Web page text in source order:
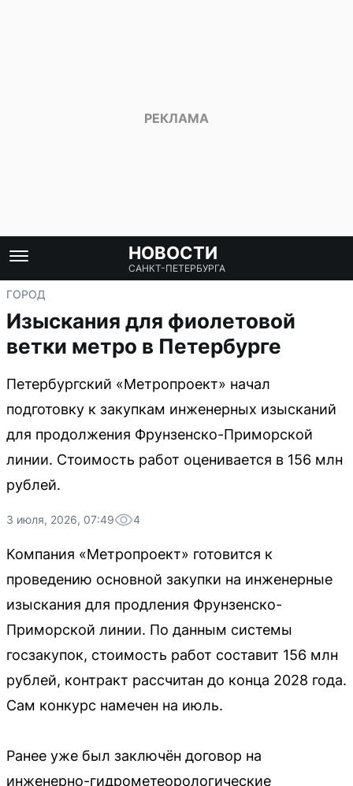
НОВОСТИ
САНКТ-ПЕТЕРБУРГА
ГОРОД
Изыскания для фиолетовой
ветки метро в Петербурге
Петербургский «Метропроект» начал
подготовку к закупкам инженерных изысканий
для продолжения Фрунзенско-Приморской
линии. Стоимость работ оценивается в 156 млн
рублей.
3 июля, 2026, 07:49 4
Компания «Метропроект» готовится к
проведению основной закупки на инженерные
изыскания для продления Фрунзенско-
Приморской линии. По данным системы
госзакупок, стоимость работ составит 156 млн
рублей, контракт рассчитан до конца 2028 года.
Сам конкурс намечен на июль.
Ранее уже был заключён договор на
инженерно-гидрометеорологические